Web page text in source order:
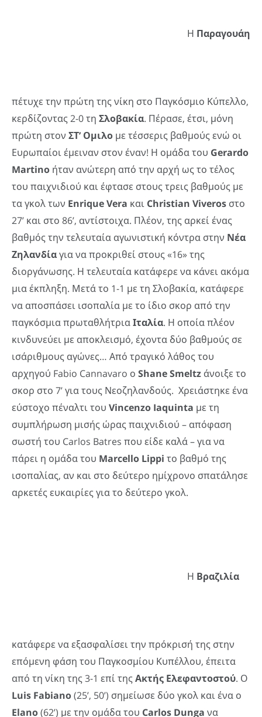
Η Παραγουάη
πέτυχε την πρώτη της νίκη στο Παγκόσμιο Κύπελλο,
κερδίζοντας 2-0 τη Σλοβακία. Πέρασε, έτσι, μόνη
πρώτη στον ΣΤ’ Ομιλο με τέσσερις βαθμούς ενώ οι
Ευρωπαίοι έμειναν στον έναν! Η ομάδα του Gerardo
Martino ήταν ανώτερη από την αρχή ως το τέλος
του παιχνιδιού και έφτασε στους τρεις βαθμούς με
τα γκολ των EnriqueVera και Christian Viveros στο
27’ και στο 86’, αντίστοιχα. Πλέον, της αρκεί ένας
βαθμός την τελευταία αγωνιστική κόντρα στην Νέα
Ζηλανδίαγια να προκριθεί στους «16» της
διοργάνωσης. Η τελευταία κατάφερε να κάνει ακόμα
μια έκπληξη. Μετά το 1-1 με τη Σλοβακία, κατάφερε
να αποσπάσει ισοπαλία με το ίδιο σκορ από την
παγκόσμια πρωταθλήτριαΙταλία. Η οποία πλέον
κινδυνεύει με αποκλεισμό, έχοντα δύο βαθμούς σε
ισάριθμους αγώνες… Από τραγικό λάθος του
αρχηγού Fabio Cannavaro ο ShaneSmeltz άνοιξε το
σκορ στο 7’ για τους Νεοζηλανδούς. Χρειάστηκε ένα
εύστοχο πέναλτι του Vincenzo Iaquinta με τη
συμπλήρωση μισής ώρας παιχνιδιού – απόφαση
σωστή του Carlos Batres που είδε καλά – για να
πάρει η ομάδα του Marcello Lippi το βαθμό της
ισοπαλίας, αν και στο δεύτερο ημίχρονο σπατάλησε
αρκετές ευκαιρίες για το δεύτερο γκολ.
Η Βραζιλία
κατάφερε να εξασφαλίσει την πρόκρισή της στην
επόμενη φάση του Παγκοσμίου Κυπέλλου, έπειτα
από τη νίκη της 3-1 επί τηςΑκτής Ελεφαντοστού. Ο
Luis Fabiano(25’, 50’) σημείωσε δύο γκολ και ένα ο
Elano(62’) με την ομάδα του Carlos Dunga να